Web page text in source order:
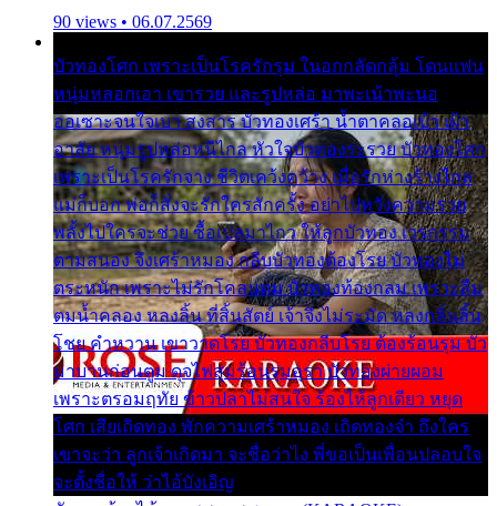
90 views • 06.07.2569
บัวทองโศก เพราะเป็นโรครักรุม ในอกกลัดกลุ้ม โดนแฟน
หนุ่มหลอกเอา เขารวย และรูปหล่อ มาพะเน้าพะนอ
ออเซาะจนใจเบา สงสาร บัวทองเศร้า น้ำตาคลอเบ้า เฝ้า
อาลัย หนุ่มรูปหล่อหนีไกล หัวใจบัวทองระรวย บัวทองโศก
เพราะเป็นโรครักจาง ชีวิตเคว้งคว้าง เมื่อรักห่างร้างไกล
แม่ก็บอก พ่อก็สั่งจะรักใครสักครั้ง อย่าไปหวังความรวย
พลั้งไปใครจะช่วย ซื้อเปลมาไกว ให้ลูกบัวทอง เวรกรรม
ตามสนอง จึงเศร้าหมอง กลีบบัวทองต้องโรย บัวทองไม่
ตระหนัก เพราะไม่รักโคลนตม บัวทองท้องกลม เพราะลืม
ตมน้ำคลอง หลงลิ้น ที่สิ้นสัตย์ เจ้าจึงไม่ระมัด หลงกลิ่นลิ้น
โชย คำหวาน เขาวาดโรย บัวทองกลีบโรย ต้องร้อนรุม บัว
มาบานก่อนตูม ดุจไฟสุมร้อนรุมอุรา บัวทองผ่ายผอม
เพราะตรอมฤทัย ข้าวปลาไม่สนใจ ร้องไห้ลูกเดียว หยุด
โศก เสียเถิดทอง พักความเศร้าหมอง เถิดทองจ๋า ถึงใคร
เขาจะว่า ลูกเจ้าเกิดมา จะชื่อว่าไง พี่ขอเป็นเพื่อนปลอบใจ
จะตั้งชื่อให้ ว่าไอ้บังเอิญ